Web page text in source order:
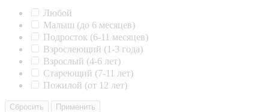
Любой
Малыш (до 6 месяцев)
Подросток (6-11 месяцев)
Взрослеющий (1-3 года)
Взрослый (4-6 лет)
Стареющий (7-11 лет)
Пожилой (от 12 лет)
Сбросить Применить